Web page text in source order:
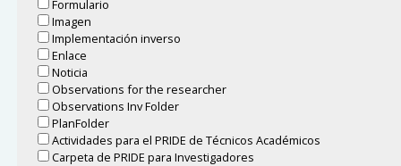
Formulario
Imagen
Implementación inverso
Enlace
Noticia
Observations for the researcher
Observations Inv Folder
PlanFolder
Actividades para el PRIDE de Técnicos Académicos
Carpeta de PRIDE para Investigadores